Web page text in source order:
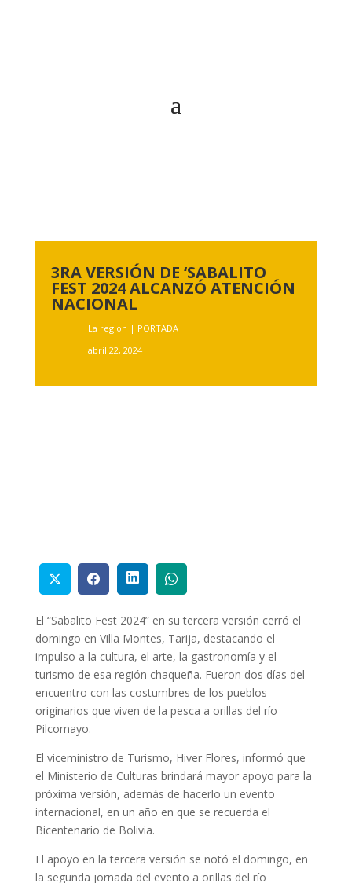
3RA VERSIÓN DE ‘SABALITO
FEST 2024 ALCANZÓ ATENCIÓN
NACIONAL
La region | PORTADA
abril 22, 2024
El “Sabalito Fest 2024” en su tercera versión cerró el
domingo en Villa Montes, Tarija, destacando el
impulso a la cultura, el arte, la gastronomía y el
turismo de esa región chaqueña. Fueron dos días del
encuentro con las costumbres de los pueblos
originarios que viven de la pesca a orillas del río
Pilcomayo.
El viceministro de Turismo, Hiver Flores, informó que
el Ministerio de Culturas brindará mayor apoyo para la
próxima versión, además de hacerlo un evento
internacional, en un año en que se recuerda el
Bicentenario de Bolivia.
El apoyo en la tercera versión se notó el domingo, en
la segunda jornada del evento a orillas del río